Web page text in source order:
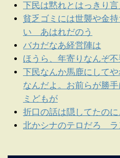
下民は黙れとはっきり言
貧乏ゴミには世襲や金
い あはれだのう
バカだなあ経営陣は
ほうら、年寄りなんぞ不
下民なんか馬鹿にして
なんだよ。お前らが勝
ミどもが
折口の話は隠してたのに
北かシナのテロだろ ラ